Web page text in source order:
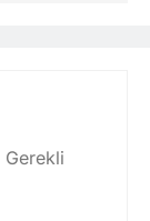
Gerekli